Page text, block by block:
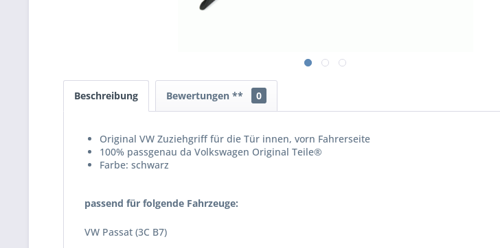
Beschreibung Bewertungen ** 0
Original VW Zuziehgriff für die Tür innen, vorn Fahrerseite
100% passgenau da Volkswagen Original Teile®
Farbe: schwarz
passend für folgende Fahrzeuge:
VW Passat (3C B7)